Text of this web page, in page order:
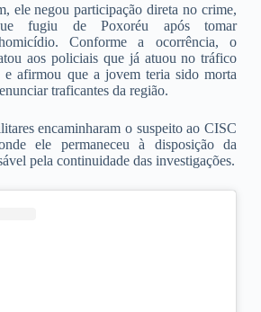
ele negou participação direta no crime,
fugiu de Poxoréu após tomar
Conforme a ocorrência, o
aos policiais que já atuou no tráfico
e afirmou que a jovem teria sido morta
traficantes da região.
encaminharam o suspeito ao CISC
ele permaneceu à disposição da
pela continuidade das investigações.